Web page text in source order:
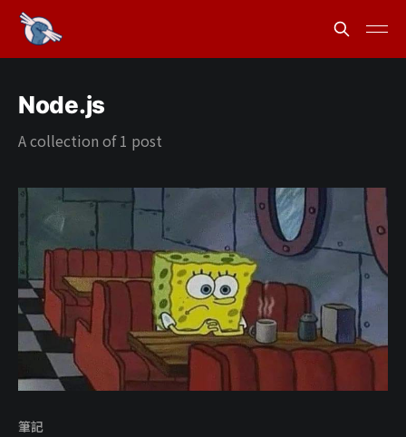
Node.js
A collection of 1 post
筆記